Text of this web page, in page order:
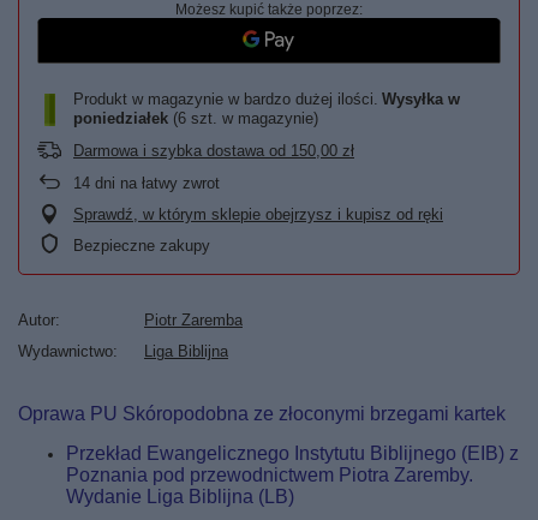
Możesz kupić także poprzez:
Produkt w magazynie w bardzo dużej ilości Wysyłka w
poniedziałek (6 szt. w magazynie)
Darmowa i szybka dostawa od 150,00 zł
14 dni na łatwy zwrot
Sprawdź, w którym sklepie obejrzysz i kupisz od ręki
Bezpieczne zakupy
Autor
Piotr Zaremba
Wydawnictwo
Liga Biblijna
Oprawa PU Skóropodobna ze złoconymi brzegami kartek
Przekład Ewangelicznego Instytutu Biblijnego (EIB) z
Poznania pod przewodnictwem Piotra Zaremby.
Wydanie Liga Biblijna (LB)